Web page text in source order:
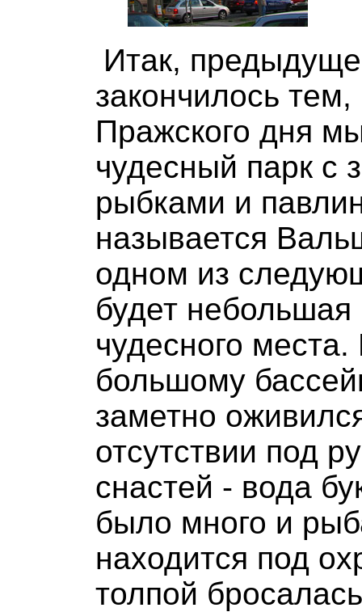
Итак,
закончилось тем,
Пражского дня
чудесный парк с
рыбками и
называется
одном из
будет небольшая
чудесного
большому
заметно
отсутствии под
снастей - вода
было много и
находится под
толпой